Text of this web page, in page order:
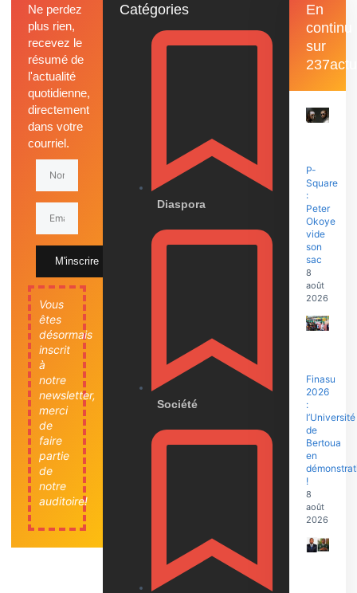
Ne perdez
plus rien,
recevez le
résumé de
l'actualité
quotidienne,
directement
dans votre
courriel.
M'inscrire
Vous
êtes
désormais
inscrit
à
notre
newsletter,
merci
de
faire
partie
de
notre
auditoire!
Catégories
Diaspora
Société
En
continu
sur
237actu
P-
Square
:
Peter
Okoye
vide
son
sac
8
août
2026
Finasu
2026
:
l’Université
de
Bertoua
en
!
8
août
2026